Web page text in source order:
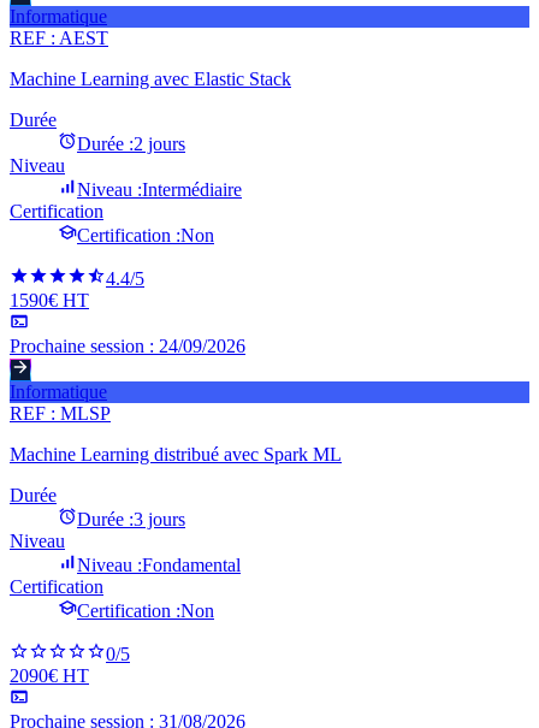
Informatique
REF : AEST
Machine Learning avec Elastic Stack
Durée
Durée :2 jours
Niveau
Niveau :Intermédiaire
Certification
Certification :Non
4.4/5
1590€ HT
Prochaine session : 24/09/2026
Informatique
REF : MLSP
Machine Learning distribué avec Spark ML
Durée
Durée :3 jours
Niveau
Niveau :Fondamental
Certification
Certification :Non
0/5
2090€ HT
Prochaine session : 31/08/2026